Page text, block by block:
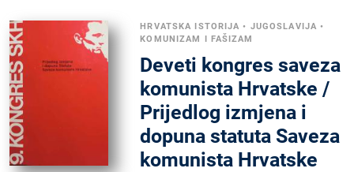
HRVATSKA ISTORIJA • JUGOSLAVIJA •
KOMUNIZAM I FAŠIZAM
Deveti kongres saveza
komunista Hrvatske /
Prijedlog izmjena i
dopuna statuta Saveza
komunista Hrvatske